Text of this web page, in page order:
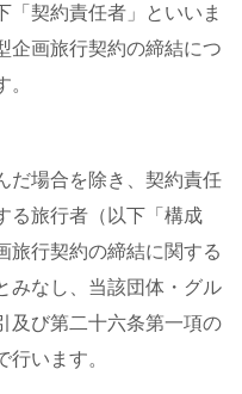
「契約責任者」といいま
企画旅行契約の締結につ
場合を除き、契約責任
る旅行者（以下「構成
旅行契約の締結に関する
みなし、当該団体・グル
及び第二十六条第一項の
います。